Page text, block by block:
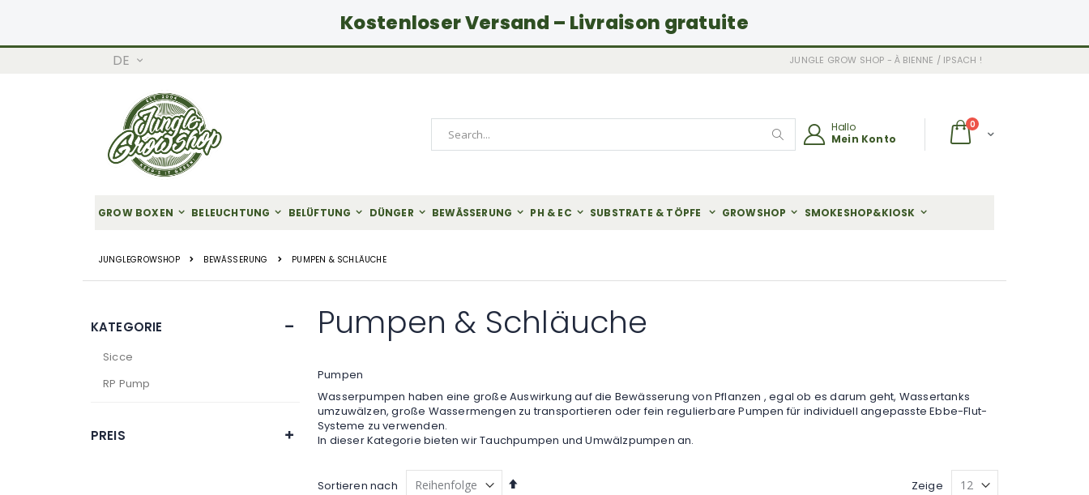
Kostenloser Versand – Livraison gratuite
ZumSPRACHE
DE JUNGLE GROW SHOP - À BIENNE / IPSACH !
Wagen
0Artikel
Search
Hallo
Mein Konto
GROW BOXEN BELEUCHTUNG BELÜFTUNG DÜNGER BEWÄSSERUNG PH & EC SUBSTRATE & TÖPFE GROWSHOP SMOKESHOP&KIOSK
JUNGLEGROWSHOP BEWÄSSERUNG PUMPEN & SCHLÄUCHE
Pumpen & Schläuche
Pumpen
Wasserpumpen haben eine große Auswirkung auf die Bewässerung von Pflanzen , egal ob es darum geht, Wassertanks
umzuwälzen, große Wassermengen zu transportieren oder fein regulierbare Pumpen für individuell angepasste Ebbe-Flut-
Systeme zu verwenden.
In dieser Kategorie bieten wir Tauchpumpen und Umwälzpumpen an.
Sortieren nach
Absteigend
Zeige
KATEGORIE
Sicce
RP Pump
PREIS